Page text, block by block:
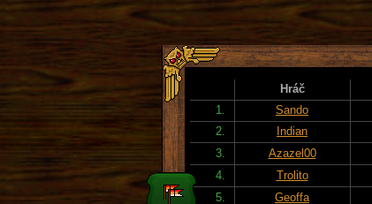
Hráč
1.
Sando
2.
Indian
3.
Azazel00
4.
Trolito
5.
Geoffa